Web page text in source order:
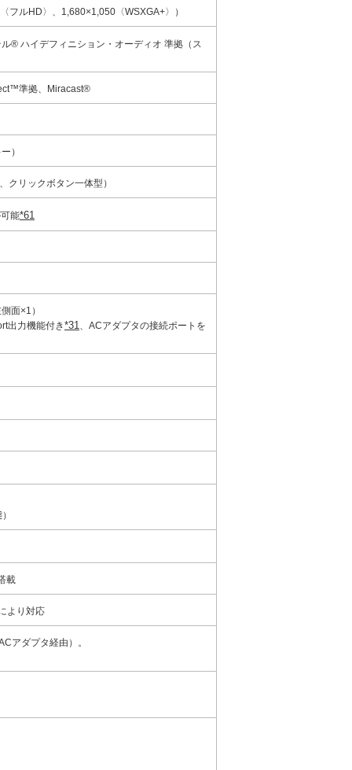
フルHD〉、1,680×1,050〈WSXGA+〉）
® ハイデフィニション・オーディオ 準拠（ス
準拠、Miracast®
）
クリックボタン一体型）
能*61
面×1）
出力機能付き*31、ACアダプタの接続ポートを
載
より対応
アダプタ経由）。